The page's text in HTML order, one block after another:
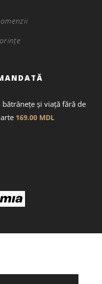
bătrânețe și viață fără de
169.00 MDL